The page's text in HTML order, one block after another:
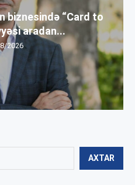
AXTAR
biznesində “Card to
aradan...
2026